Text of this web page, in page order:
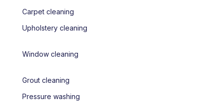
Carpet cleaning
Upholstery cleaning
Window cleaning
Grout cleaning
Pressure washing